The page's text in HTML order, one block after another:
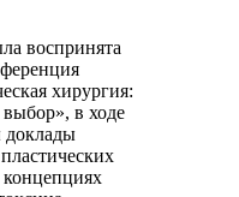
воспринята
хирургия:
в ходе
доклады